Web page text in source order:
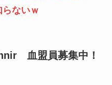
ないｗ
血盟員募集中！